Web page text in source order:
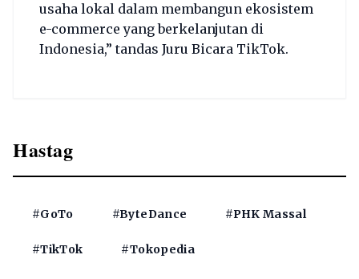
usaha lokal dalam membangun ekosistem
e-commerce yang berkelanjutan di
Indonesia,” tandas Juru Bicara TikTok.
Hastag
#GoTo #ByteDance #PHK Massal
#TikTok #Tokopedia